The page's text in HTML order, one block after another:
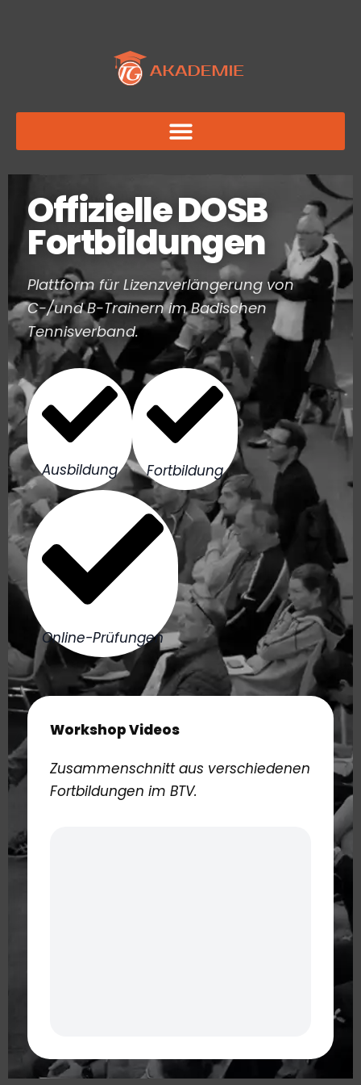
Offizielle DOSB
Fortbildungen
Plattform für Lizenzverlängerung von
C-/und B-Trainern im Badischen
Tennisverband.
Ausbildung Fortbildung
Online-Prüfungen
Workshop Videos
Zusammenschnitt aus verschiedenen
Fortbildungen im BTV.